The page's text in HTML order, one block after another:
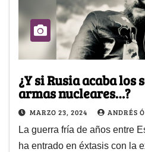
¿Y si Rusia acaba los
armas nucleares…?
MARZO 23, 2024 ANDRÉS
La guerra fría de años entre
ha entrado en éxtasis con la